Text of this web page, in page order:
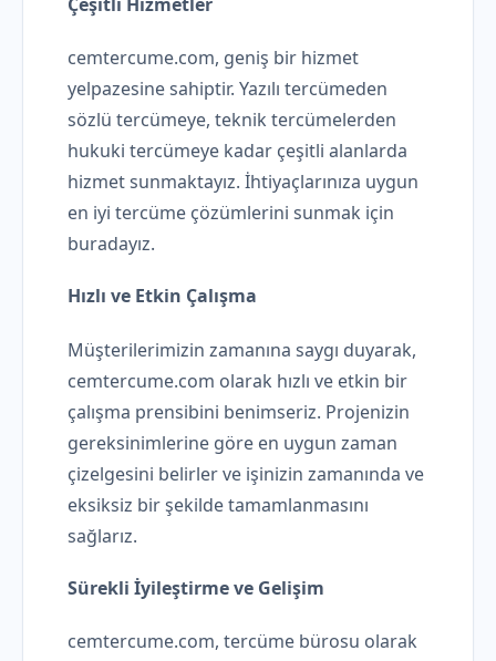
cemtercume.com, geniş bir hizmet
yelpazesine sahiptir. Yazılı tercümeden
sözlü tercümeye, teknik tercümelerden
hukuki tercümeye kadar çeşitli alanlarda
hizmet sunmaktayız. İhtiyaçlarınıza uygun
en iyi tercüme çözümlerini sunmak için
buradayız.
Hızlı ve Etkin Çalışma
Müşterilerimizin zamanına saygı duyarak,
cemtercume.com olarak hızlı ve etkin bir
çalışma prensibini benimseriz. Projenizin
gereksinimlerine göre en uygun zaman
çizelgesini belirler ve işinizin zamanında ve
eksiksiz bir şekilde tamamlanmasını
sağlarız.
Sürekli İyileştirme ve Gelişim
cemtercume.com, tercüme bürosu olarak